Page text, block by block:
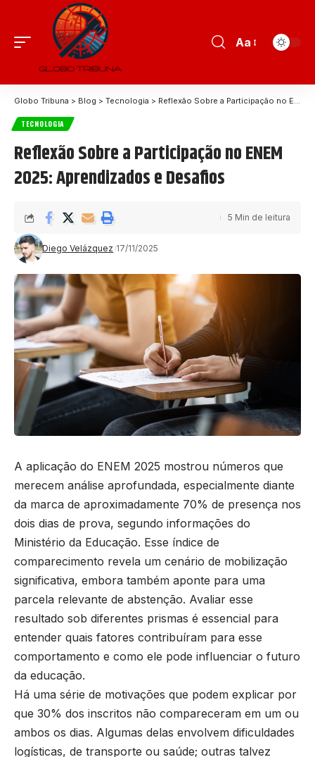
Aa
Globo Tribuna > Blog > Tecnologia > Reflexão Sobre a Participação no ENEM 2025: Aprendizados e Desafios
TECNOLOGIA
Reflexão Sobre a Participação no ENEM
2025: Aprendizados e Desafios
Diego Velázquez 17/11/2025
5 Min de leitura
A aplicação do ENEM 2025 mostrou números que
merecem análise aprofundada, especialmente diante
da marca de aproximadamente 70% de presença nos
dois dias de prova, segundo informações do
Ministério da Educação. Esse índice de
comparecimento revela um cenário de mobilização
significativa, embora também aponte para uma
parcela relevante de abstenção. Avaliar esse
resultado sob diferentes prismas é essencial para
entender quais fatores contribuíram para esse
comportamento e como ele pode influenciar o futuro
da educação.
Há uma série de motivações que podem explicar por
que 30% dos inscritos não compareceram em um ou
ambos os dias. Algumas delas envolvem dificuldades
logísticas, de transporte ou saúde; outras talvez